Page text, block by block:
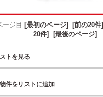
ージ目 [最初のページ] [前の20件]
20件]
[最後のページ]
トを見る